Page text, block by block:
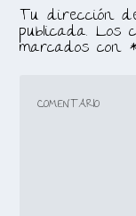
Tu dirección
publicada. Los
marcados con